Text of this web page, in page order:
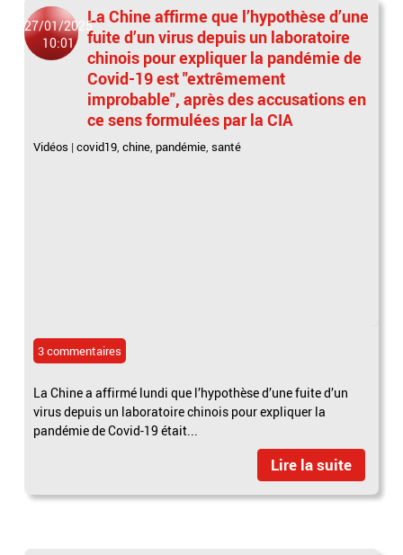
27/01/2025
10:01
La Chine affirme que l’hypothèse d’une
fuite d’un virus depuis un laboratoire
chinois pour expliquer la pandémie de
Covid-19 est "extrêmement
improbable", après des accusations en
ce sens formulées par la CIA
Vidéos |covid19,chine, pandémie,santé
3 commentaires
La Chine a affirmé lundi que l’hypothèse d’une fuite d’un
virus depuis un laboratoire chinois pour expliquer la
pandémie de Covid-19 était...
Lire la suite